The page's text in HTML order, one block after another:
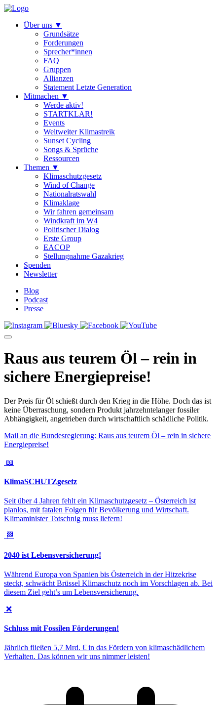
Über uns ▼
Grundsätze
Forderungen
Sprecher*innen
FAQ
Gruppen
Allianzen
Statement Letzte Generation
Mitmachen ▼
Werde aktiv!
STARTKLAR!
Events
Weltweiter Klimastreik
Sunset Cycling
Songs & Sprüche
Ressourcen
Themen ▼
Klimaschutzgesetz
Wind of Change
Nationalratswahl
Klimaklage
Wir fahren gemeinsam
Windkraft im W4
Politischer Dialog
Erste Group
EACOP
Stellungnahme Gazakrieg
Spenden
Newsletter
Blog
Podcast
Presse
Raus aus teurem Öl – rein in
sichere Energiepreise!
Der Preis für Öl schießt durch den Krieg in die Höhe. Doch das ist
keine Überraschung, sondern Produkt jahrzehntelanger fossiler
Abhängigkeit, angetrieben durch wirtschaftlich schädliche Politik.
Mail an die Bundesregierung: Raus aus teurem Öl – rein in sichere
Energiepreise!
📖
KlimaSCHUTZgesetz
Seit über 4 Jahren fehlt ein Klimaschutzgesetz – Österreich ist
planlos, mit fatalen Folgen für Bevölkerung und Wirtschaft.
Klimaminister Totschnig muss liefern!
🏁
2040 ist Lebensversicherung!
Während Europa von Spanien bis Österreich in der Hitzekrise
steckt, schwächt Brüssel Klimaschutz noch im Vorschlagen ab. Bei
diesem Ziel geht’s um Lebensversicherung.
❌
Schluss mit Fossilen Förderungen!
Jährlich fließen 5,7 Mrd. € in das Fördern von klimaschädlichem
Verhalten. Das können wir uns nimmer leisten!